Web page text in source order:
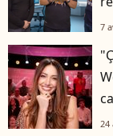
7
24